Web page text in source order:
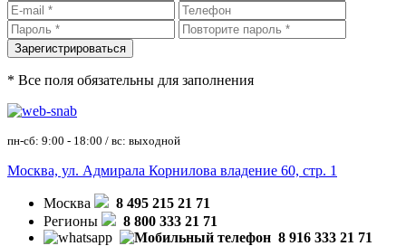
* Все поля обязательны для заполнения
пн-сб: 9:00 - 18:00 / вс: выходной
Москва, ул. Адмирала Корнилова владение 60, стр. 1
Москва
8 495 215 21 71
Регионы
8 800 333 21 71
8 916 333 21 71